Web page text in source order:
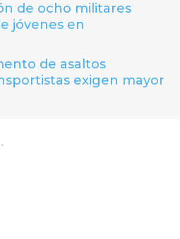
de ocho militares
jóvenes en
de asaltos
exigen mayor